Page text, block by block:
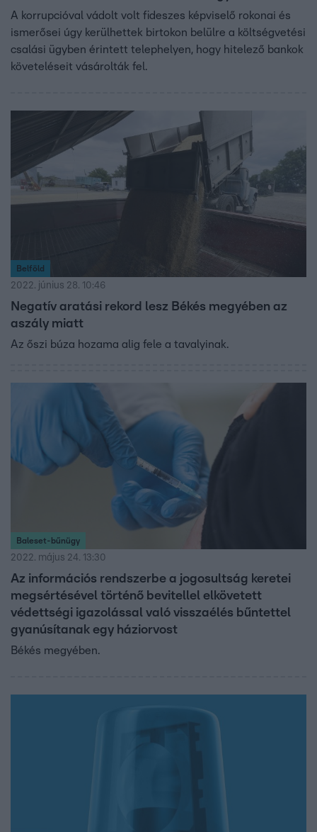
A korrupcióval vádolt volt fideszes képviselő rokonai és
ismerősei úgy kerülhettek birtokon belülre a költségvetési
csalási ügyben érintett telephelyen, hogy hitelező bankok
követeléseit vásárolták fel.
Belföld
2022. június 28. 10:46
Negatív aratási rekord lesz Békés megyében az
aszály miatt
Az őszi búza hozama alig fele a tavalyinak.
Baleset-bűnügy
2022. május 24. 13:30
Az információs rendszerbe a jogosultság keretei
megsértésével történő bevitellel elkövetett
védettségi igazolással való visszaélés bűntettel
gyanúsítanak egy háziorvost
Békés megyében.